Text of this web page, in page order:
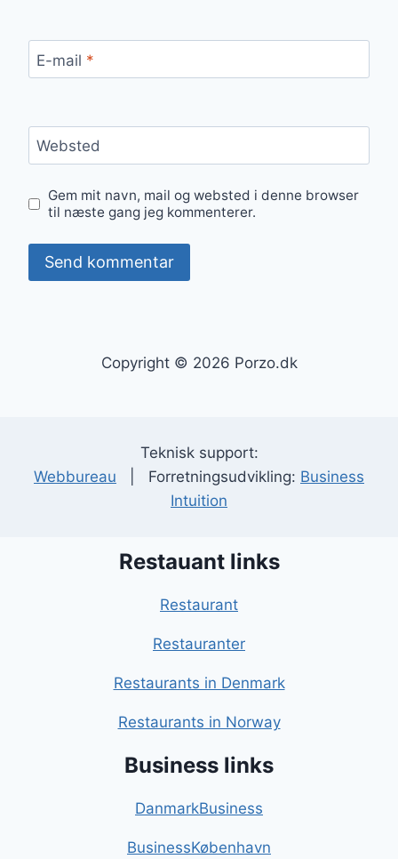
E-mail *
Websted
Gem mit navn, mail og websted i denne browser
til næste gang jeg kommenterer.
Copyright © 2026 Porzo.dk
Teknisk support:
Webbureau | Forretningsudvikling: Business
Intuition
Restauant links
Restaurant
Restauranter
Restaurants in Denmark
Restaurants in Norway
Business links
DanmarkBusiness
BusinessKøbenhavn